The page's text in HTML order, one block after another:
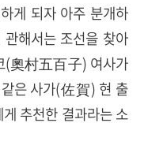
게 되자 아주 분개하
해서는 조선을 찾아
(奧村五百子) 여사가
은 사가(佐賀) 현 출
추천한 결과라는 소